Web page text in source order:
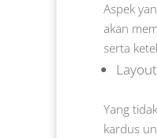
Aspek
akan
serta
Layout
Yang
kardus